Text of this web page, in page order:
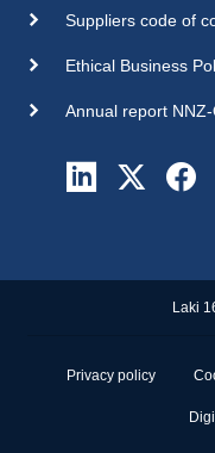
Suppliers code of
Ethical Business
Annual report
Laki
Privacy policy